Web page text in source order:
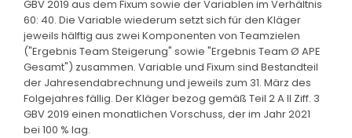
GBV 2019 aus dem Fixum sowie der Variablen im Verhältnis
60: 40. Die Variable wiederum setzt sich für den Kläger
jeweils hälftig aus zwei Komponenten von Teamzielen
("Ergebnis Team Steigerung" sowie "Ergebnis Team Ø APE
Gesamt") zusammen. Variable und Fixum sind Bestandteil
der Jahresendabrechnung und jeweils zum 31. März des
Folgejahres fällig. Der Kläger bezog gemäß Teil 2 A II Ziff. 3
GBV 2019 einen monatlichen Vorschuss, der im Jahr 2021
bei 100 % lag.